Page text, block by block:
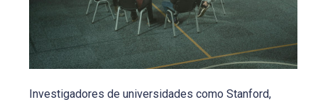
Investigadores de universidades como Stanford,